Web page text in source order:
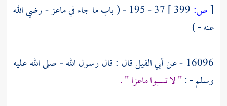
[ص: 37 - 195 - ( باب ما جاء في ماعز- رضي الله
عنه - )
16096 - عن
أبي الفيلقال : قال رسول الله - صلى الله عليه
وسلم - :" لا تسبوا ماعزا " .